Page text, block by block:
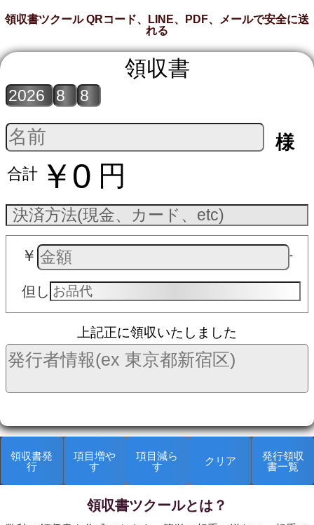
領収書ツクール QRコード、LINE、PDF、メールで安全に送
れる
領収書
様
合計 ￥0 円
￥ ‐
但し
上記正に領収いたしました
領収書発
行
項目増や
す
項目減ら
す
クリア
発行領収
書一覧
kanryop
領収書ツクールとは？